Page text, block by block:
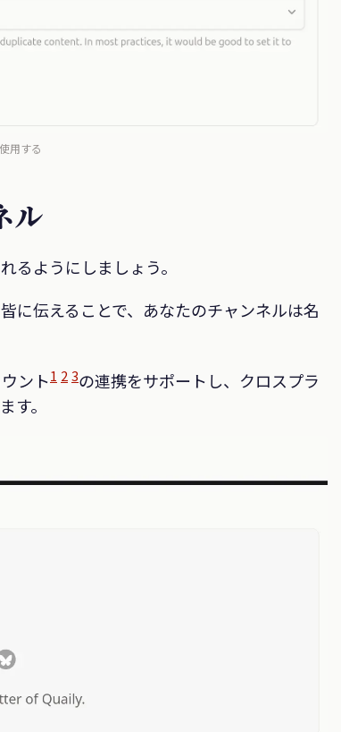
用する
ル
るようにしましょう。
に伝えることで、あなたのチャンネルは名
ント1 23の連携をサポートし、クロスプラ
す。